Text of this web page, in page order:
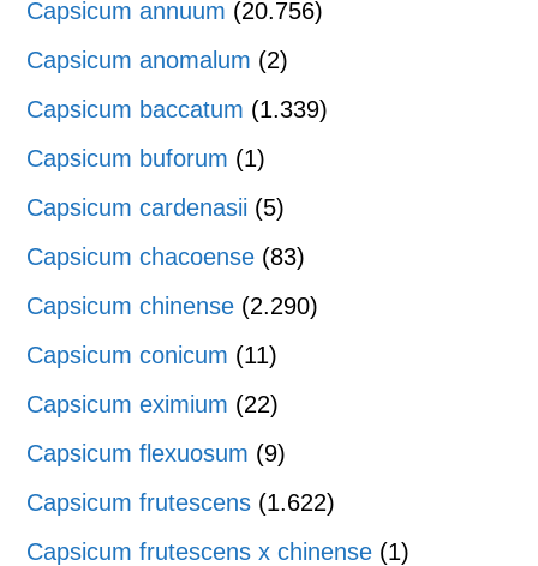
Capsicum annuum (20.756)
Capsicum anomalum (2)
Capsicum baccatum (1.339)
Capsicum buforum (1)
Capsicum cardenasii (5)
Capsicum chacoense (83)
Capsicum chinense (2.290)
Capsicum conicum (11)
Capsicum eximium (22)
Capsicum flexuosum (9)
Capsicum frutescens (1.622)
Capsicum frutescens x chinense (1)